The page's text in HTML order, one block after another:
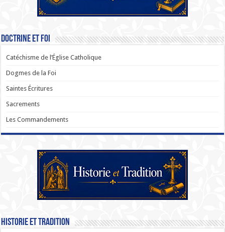
Doctrine et Foi
Catéchisme de l’Église Catholique
Dogmes de la Foi
Saintes Écritures
Sacrements
Les Commandements
Historie et Tradition